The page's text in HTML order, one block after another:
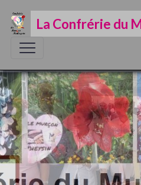
La Confrérie du